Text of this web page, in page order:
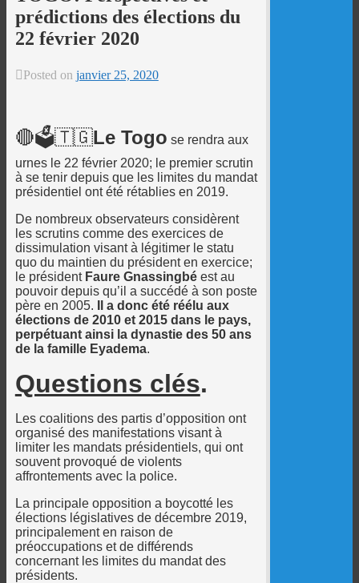
prédictions des élections du
22 février 2020
Posted on janvier 25, 2020
🔴🗳️🇹🇬Le Togo se rendra aux
urnes le 22 février 2020; le premier scrutin
à se tenir depuis que les limites du mandat
présidentiel ont été rétablies en 2019.
De nombreux observateurs considèrent
les scrutins comme des exercices de
dissimulation visant à légitimer le statu
quo du maintien du président en exercice;
le président Faure Gnassingbéest au
pouvoir depuis qu’il a succédé à son poste
père en 2005. Il a donc été réélu aux
élections de 2010 et 2015 dans le pays,
perpétuant ainsi la dynastie des 50 ans
de la famille Eyadema.
Questions clés.
Les coalitions des partis d’opposition ont
organisé des manifestations visant à
limiter les mandats présidentiels, qui ont
souvent provoqué de violents
affrontements avec la police.
La principale opposition a boycotté les
élections législatives de décembre 2019,
principalement en raison de
préoccupations et de différends
concernant les limites du mandat des
présidents.